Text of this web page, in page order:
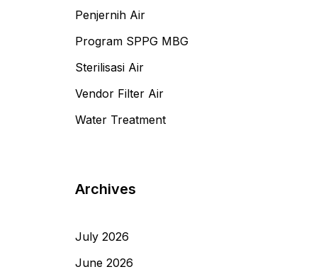
Penjernih Air
Program SPPG MBG
Sterilisasi Air
Vendor Filter Air
Water Treatment
Archives
July 2026
June 2026